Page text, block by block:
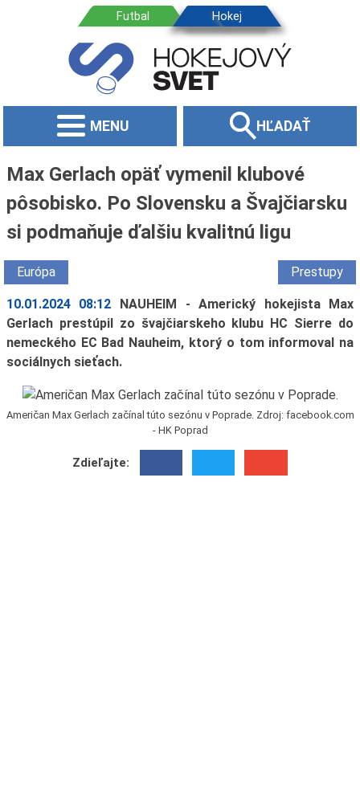
MENU HĽADAŤ
Max Gerlach opäť vymenil klubové
pôsobisko. Po Slovensku a Švajčiarsku
si podmaňuje ďalšiu kvalitnú ligu
Európa Prestupy
10.01.2024 08:12
NAUHEIM - Americký hokejista Max
Gerlach prestúpil zo švajčiarskeho klubu HC Sierre do
nemeckého EC Bad Nauheim, ktorý o tom informoval na
sociálnych sieťach.
Američan Max Gerlach začínal túto sezónu v Poprade. Zdroj: facebook.com
- HK Poprad
Zdieľajte: